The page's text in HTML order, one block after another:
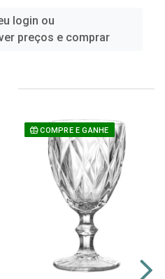
login ou
preços e comprar
COMPRE E GANHE